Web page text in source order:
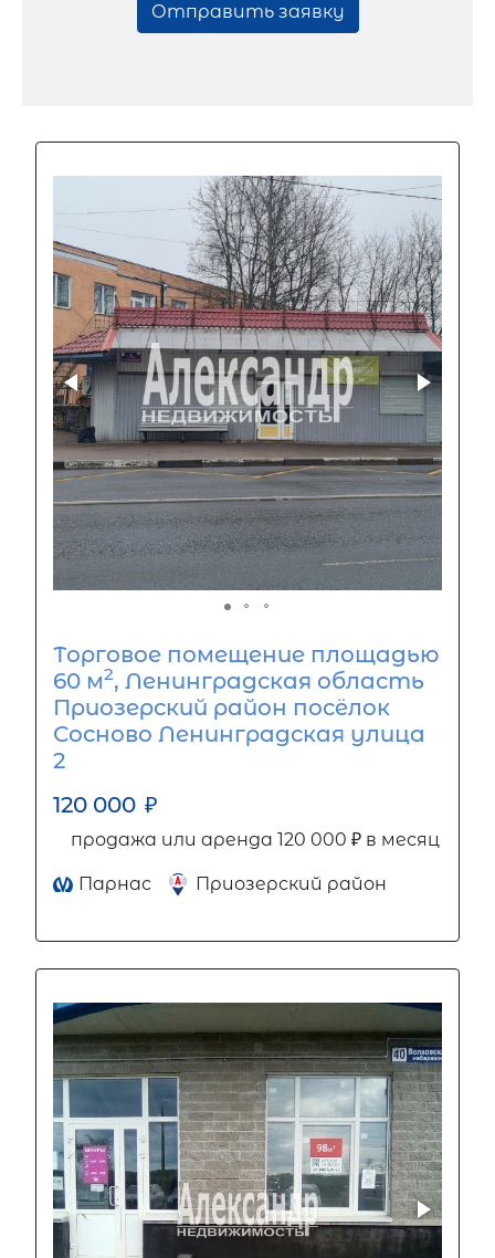
Отправить заявку
Торговое помещение площадью
60 м2, Ленинградская область
Приозерский район посёлок
Сосново Ленинградская улица
2
120 000 ₽
продажа или аренда 120 000 ₽ в месяц
Парнас Приозерский район